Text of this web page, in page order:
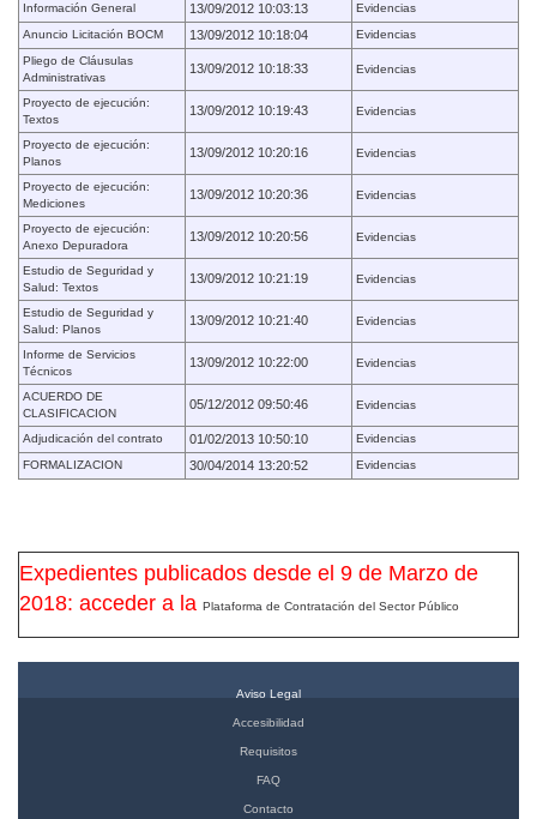
Información General 13/09/2012 10:03:13
Evidencias
Anuncio Licitación BOCM
13/09/2012 10:18:04
Evidencias
Pliego de Cláusulas
Administrativas
13/09/2012 10:18:33 Evidencias
Proyecto de ejecución:
Textos
13/09/2012 10:19:43 Evidencias
Proyecto de ejecución:
Planos
13/09/2012 10:20:16 Evidencias
Proyecto de ejecución:
Mediciones
13/09/2012 10:20:36 Evidencias
Proyecto de ejecución:
Anexo Depuradora
13/09/2012 10:20:56 Evidencias
Estudio de Seguridad y
Salud: Textos
13/09/2012 10:21:19 Evidencias
Estudio de Seguridad y
Salud: Planos
13/09/2012 10:21:40 Evidencias
Informe de Servicios
Técnicos
13/09/2012 10:22:00 Evidencias
ACUERDO DE
CLASIFICACION
05/12/2012 09:50:46 Evidencias
Adjudicación del contrato 01/02/2013 10:50:10
Evidencias
FORMALIZACION
30/04/2014 13:20:52 Evidencias
Expedientes publicados desde el 9 de Marzo de
2018: acceder a la Plataforma de Contratación del Sector Público
Aviso Legal
Accesibilidad
Requisitos
FAQ
Contacto